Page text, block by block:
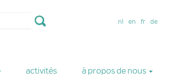
nl en fr de
activités à propos de nous